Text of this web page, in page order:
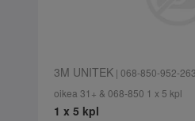
3M UNITEK| 068-850-952-
oikea 31+ & 068-850 1 x 5 kpl
1 x 5 kpl